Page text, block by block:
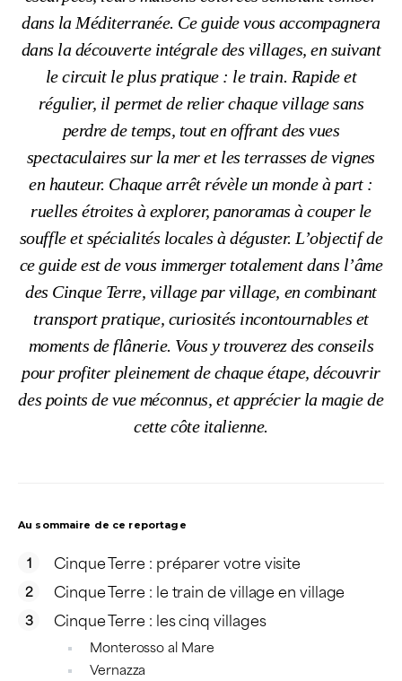
dans la Méditerranée. Ce guide vous accompagnera
dans la découverte intégrale des villages, en suivant
le circuit le plus pratique : le train. Rapide et
régulier, il permet de relier chaque village sans
perdre de temps, tout en offrant des vues
spectaculaires sur la mer et les terrasses de vignes
en hauteur. Chaque arrêt révèle un monde à part :
ruelles étroites à explorer, panoramas à couper le
souffle et spécialités locales à déguster. L’objectif de
ce guide est de vous immerger totalement dans l’âme
des Cinque Terre, village par village, en combinant
transport pratique, curiosités incontournables et
moments de flânerie. Vous y trouverez des conseils
pour profiter pleinement de chaque étape, découvrir
des points de vue méconnus, et apprécier la magie de
cette côte italienne.
Au sommaire de ce reportage
Cinque Terre : préparer votre visite
Cinque Terre : le train de village en village
Cinque Terre : les cinq villages
Monterosso al Mare
Vernazza